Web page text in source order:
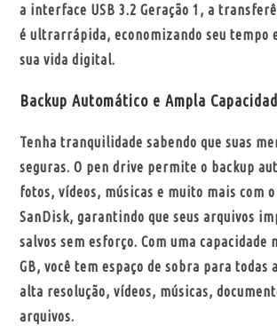
a interface USB 3.2 Geração 1 , a
é ultrarrápida, economizando seu tempo
sua vida digital.
Backup Automático e Ampla
Tenha tranquilidade sabendo que suas
seguras. O pen drive permite o backup
fotos, vídeos, músicas e muito mais com
SanDisk, garantindo que seus arquivos
salvos sem esforço. Com uma capacidade
GB, você tem espaço de sobra para todas
alta resolução, vídeos, músicas,
arquivos.